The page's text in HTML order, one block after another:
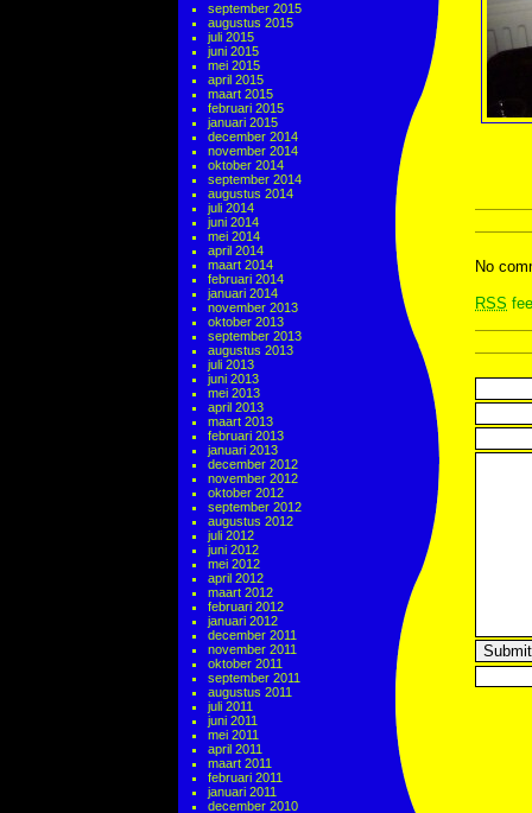
september 2015
augustus 2015
juli 2015
juni 2015
mei 2015
april 2015
maart 2015
februari 2015
januari 2015
december 2014
november 2014
oktober 2014
september 2014
augustus 2014
juli 2014
juni 2014
mei 2014
april 2014
maart 2014
februari 2014
januari 2014
november 2013
oktober 2013
september 2013
augustus 2013
juli 2013
juni 2013
mei 2013
april 2013
maart 2013
februari 2013
januari 2013
december 2012
november 2012
oktober 2012
september 2012
augustus 2012
juli 2012
juni 2012
mei 2012
april 2012
maart 2012
februari 2012
januari 2012
december 2011
november 2011
oktober 2011
september 2011
augustus 2011
juli 2011
juni 2011
mei 2011
april 2011
maart 2011
februari 2011
januari 2011
december 2010
No
RSS